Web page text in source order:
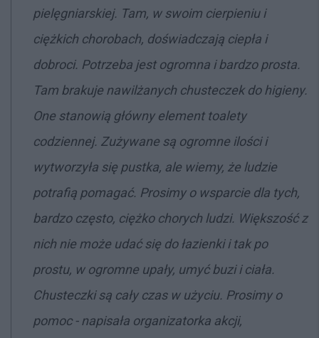
pielęgniarskiej. Tam, w swoim cierpieniu i
ciężkich chorobach, doświadczają ciepła i
dobroci. Potrzeba jest ogromna i bardzo prosta.
Tam brakuje nawilżanych chusteczek do higieny.
One stanowią główny element toalety
codziennej. Zużywane są ogromne ilości i
wytworzyła się pustka, ale wiemy, że ludzie
potrafią pomagać. Prosimy o wsparcie dla tych,
bardzo często, ciężko chorych ludzi. Większość z
nich nie może udać się do łazienki i tak po
prostu, w ogromne upały, umyć buzi i ciała.
Chusteczki są cały czas w użyciu. Prosimy o
pomoc - napisała organizatorka akcji,